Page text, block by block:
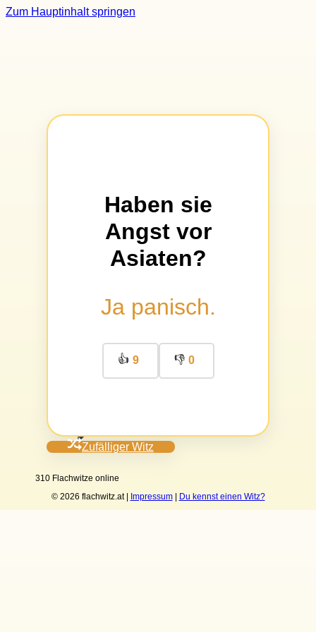
Zum Hauptinhalt springen
Haben sie
Angst vor
Asiaten?
Ja panisch.
👍 9 👎 0
Zufälliger Witz
310 Flachwitze online
© 2026 flachwitz.at | Impressum| Du kennst einen Witz?